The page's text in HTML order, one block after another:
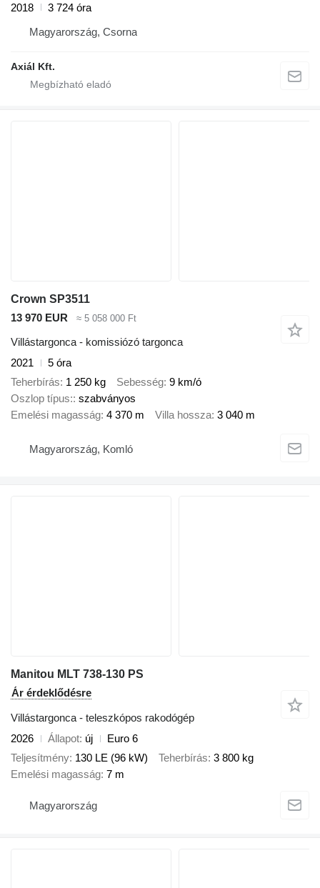
2018
3 724 óra
Magyarország, Csorna
Axiál Kft.
Crown SP3511
13 970 EUR
≈ 5 058 000 Ft
Villástargonca - komissiózó targonca
2021
5 óra
Teherbírás 1 250 kg Sebesség 9 km/ó
Oszlop típus: szabványos
Emelési magasság 4 370 m Villa hossza 3 040 m
Magyarország, Komló
Manitou MLT 738-130 PS
Ár érdeklődésre
Villástargonca - teleszkópos rakodógép
2026
Állapot új
Euro 6
Teljesítmény 130 LE (96 kW) Teherbírás 3 800 kg
Emelési magasság 7 m
Magyarország